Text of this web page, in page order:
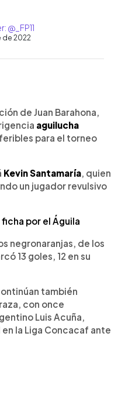
@_FP11
de 2022
de Juan Barahona,
aguilucha
para el torneo
Kevin Santamaría, quien
un jugador revulsivo
ficha por el Águila
negronaranjas, de los
13 goles, 12 en su
también
con once
Luis Acuña,
la Liga Concacaf ante